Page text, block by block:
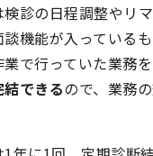
診の日程調整やリ
機能が入っている
で行っていた業務を
できるので、業務